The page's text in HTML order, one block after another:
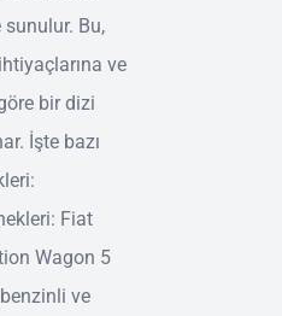
Bu,
ve
bir dizi
İşte bazı
Fiat
Wagon 5
ve